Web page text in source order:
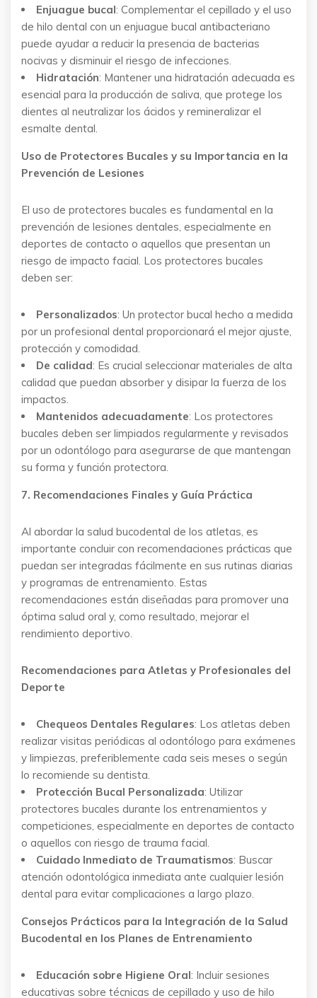
Enjuague bucal: Complementar el cepillado y el uso
de hilo dental con un enjuague bucal antibacteriano
puede ayudar a reducir la presencia de bacterias
nocivas y disminuir el riesgo de infecciones.
Hidratación: Mantener una hidratación adecuada es
esencial para la producción de saliva, que protege los
dientes al neutralizar los ácidos y remineralizar el
esmalte dental.
Uso de Protectores Bucales y su Importancia en la
Prevención de Lesiones
El uso de protectores bucales es fundamental en la
prevención de lesiones dentales, especialmente en
deportes de contacto o aquellos que presentan un
riesgo de impacto facial. Los protectores bucales
deben ser:
Personalizados: Un protector bucal hecho a medida
por un profesional dental proporcionará el mejor ajuste,
protección y comodidad.
De calidad: Es crucial seleccionar materiales de alta
calidad que puedan absorber y disipar la fuerza de los
impactos.
Mantenidos adecuadamente: Los protectores
bucales deben ser limpiados regularmente y revisados
por un odontólogo para asegurarse de que mantengan
su forma y función protectora.
7. Recomendaciones Finales y Guía Práctica
Al abordar la salud bucodental de los atletas, es
importante concluir con recomendaciones prácticas que
puedan ser integradas fácilmente en sus rutinas diarias
y programas de entrenamiento. Estas
recomendaciones están diseñadas para promover una
óptima salud oral y, como resultado, mejorar el
rendimiento deportivo.
Recomendaciones para Atletas y Profesionales del
Deporte
Chequeos Dentales Regulares: Los atletas deben
realizar visitas periódicas al odontólogo para exámenes
y limpiezas, preferiblemente cada seis meses o según
lo recomiende su dentista.
Protección Bucal Personalizada: Utilizar
protectores bucales durante los entrenamientos y
competiciones, especialmente en deportes de contacto
o aquellos con riesgo de trauma facial.
Cuidado Inmediato de Traumatismos: Buscar
atención odontológica inmediata ante cualquier lesión
dental para evitar complicaciones a largo plazo.
Consejos Prácticos para la Integración de la Salud
Bucodental en los Planes de Entrenamiento
Educación sobre Higiene Oral: Incluir sesiones
educativas sobre técnicas de cepillado y uso de hilo